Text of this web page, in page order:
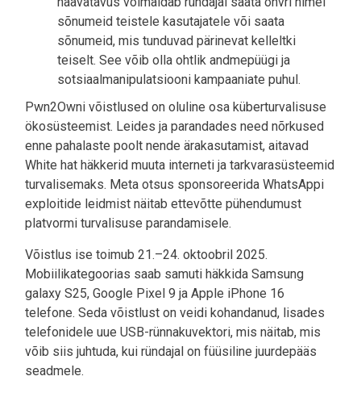
sõnumeid teistele kasutajatele või saata
sõnumeid, mis tunduvad pärinevat kelleltki
teiselt. See võib olla ohtlik andmepüügi ja
sotsiaalmanipulatsiooni kampaaniate puhul.
Pwn2Owni võistlused on oluline osa küberturvalisuse
ökosüsteemist. Leides ja parandades need nõrkused
enne pahalaste poolt nende ärakasutamist, aitavad
White hat häkkerid muuta interneti ja tarkvarasüsteemid
turvalisemaks. Meta otsus sponsoreerida WhatsAppi
exploitide leidmist näitab ettevõtte pühendumust
platvormi turvalisuse parandamisele.
Võistlus ise toimub 21.–24. oktoobril 2025.
Mobiilikategoorias saab samuti häkkida Samsung
galaxy S25, Google Pixel 9 ja Apple iPhone 16
telefone. Seda võistlust on veidi kohandanud, lisades
telefonidele uue USB-rünnakuvektori, mis näitab, mis
võib siis juhtuda, kui ründajal on füüsiline juurdepääs
seadmele.